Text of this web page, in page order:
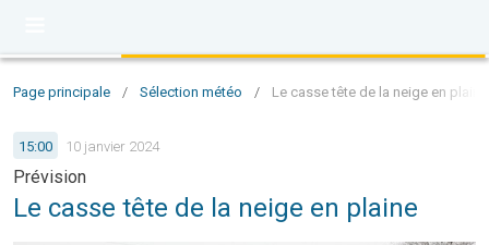
Page principale / Sélection météo / Le casse tête de la neige en plaine
15:00 10 janvier 2024
Prévision
Le casse tête de la neige en plaine